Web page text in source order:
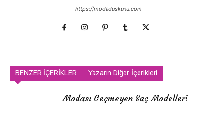
https://modaduskunu.com
BENZER İÇERİKLER Yazarın Diğer İçerikleri
Modası Geçmeyen Saç Modelleri